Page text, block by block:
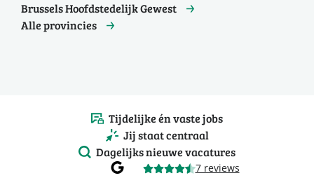
Brussels Hoofdstedelijk Gewest
Alle provincies
Tijdelijke én vaste jobs
Jij staat centraal
Dagelijks nieuwe vacatures
7 reviews